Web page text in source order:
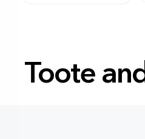
Toote